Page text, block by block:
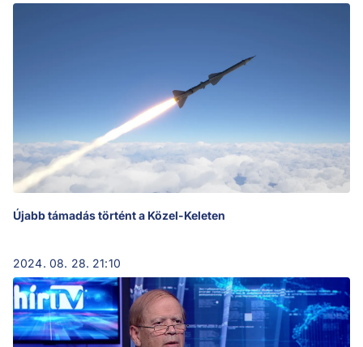
Újabb támadás történt a Közel-Keleten
2024. 08. 28. 21:10